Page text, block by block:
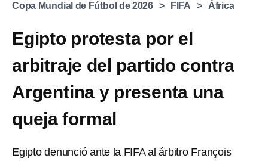
Copa Mundial de Fútbol de 2026 FIFA África
Egipto protesta por el
arbitraje del partido contra
Argentina y presenta una
queja formal
Egipto denunció ante la FIFA al árbitro François